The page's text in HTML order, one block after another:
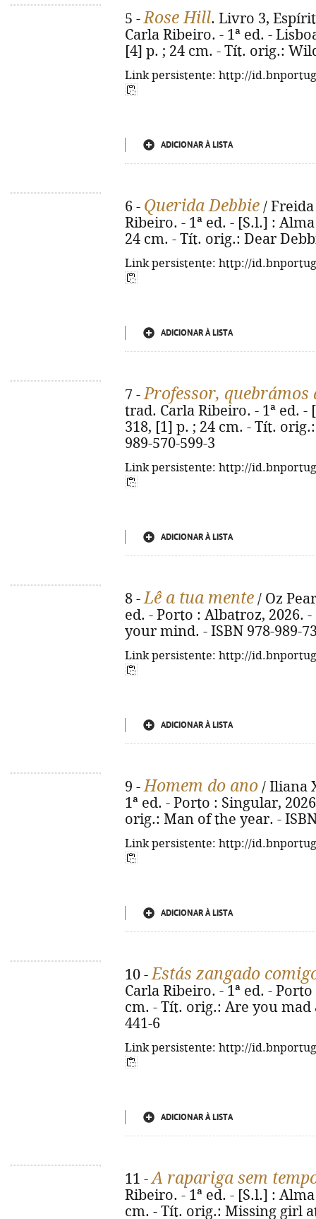
5 -Rose Hill. Livro 3,
Carla Ribeiro. - 1ª ed. -
[4] p. ; 24 cm. - Tít. orig.:
Link persistente: http://
ADICIONAR À LISTA
6 - Querida Debbie /
Ribeiro. - 1ª ed. - [S.l.] :
24 cm. - Tít. orig.: Dear
Link persistente: http://
ADICIONAR À LISTA
7 -Professor, quebrámos
trad. Carla Ribeiro. - 1ª ed.
318, [1] p. ; 24 cm. - Tít.
989-570-599-3
Link persistente: http://
ADICIONAR À LISTA
8 -Lê a tua mente / Oz
ed. - Porto : Albatroz, 2026.
your mind. - ISBN 978-989-
Link persistente: http://
ADICIONAR À LISTA
9 -Homem do ano / Iliana
1ª ed. - Porto : Singular,
orig.: Man of the year. -
Link persistente: http://
ADICIONAR À LISTA
10 -Estás zangado
Carla Ribeiro. - 1ª ed. -
cm. - Tít. orig.: Are you mad
441-6
Link persistente: http://
ADICIONAR À LISTA
11 -A rapariga sem
Ribeiro. - 1ª ed. - [S.l.] :
cm. - Tít. orig.: Missing girl